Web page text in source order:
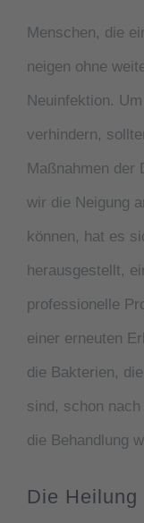
Menschen, die
neigen ohne
Neuinfektion.
verhindern,
Maßnahmen der
wir die Neigung
können, hat es
herausgestellt,
professionelle
einer erneuten
die Bakterien,
sind, schon
die Behandlung
Die Heilung